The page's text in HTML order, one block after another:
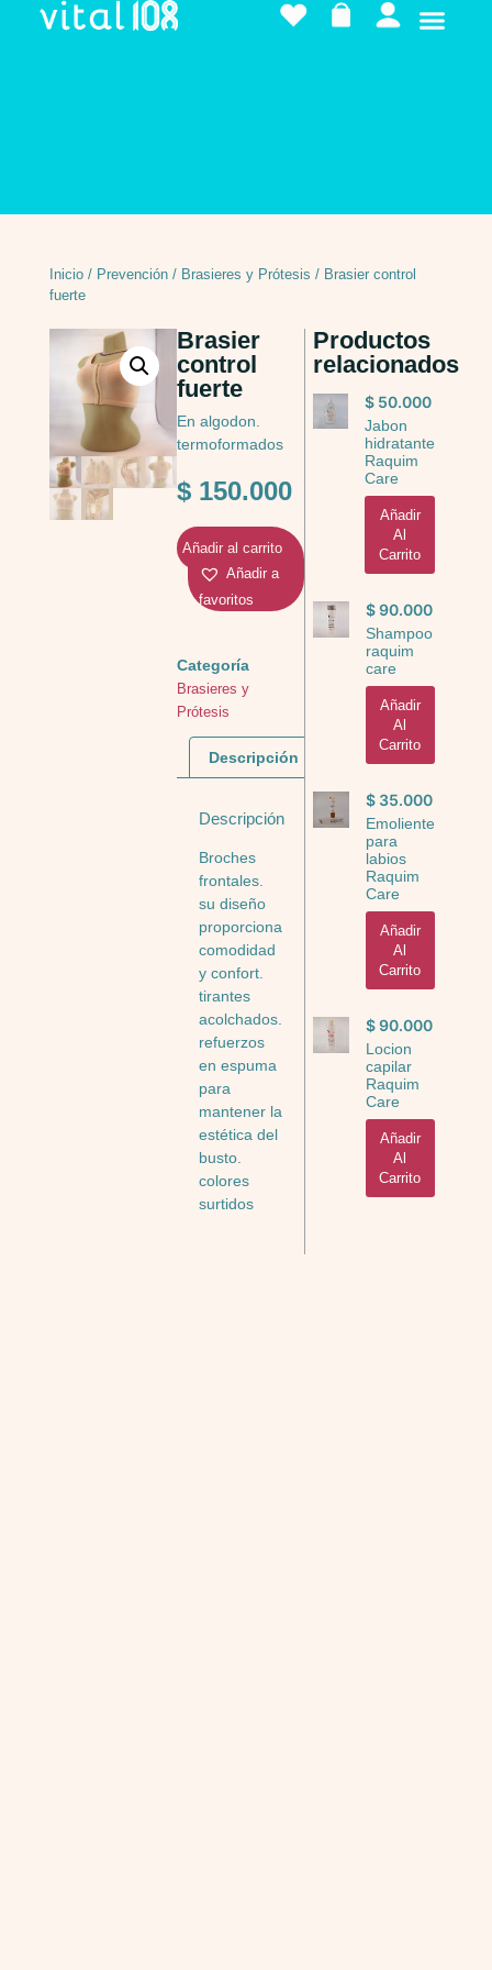
Inicio/ Prevención/ Brasieres y Prótesis / Brasier control
fuerte
Brasier
control
fuerte
En algodon.
termoformados
$150.000
Añadir al carrito
Añadir a
favoritos
Categoría
Brasieres y
Prótesis
Descripción
Descripción
Broches
frontales.
su diseño
proporciona
comodidad
y confort.
tirantes
acolchados.
refuerzos
en espuma
para
mantener la
estética del
busto.
colores
surtidos
Productos
relacionados
$ 50.000
Jabon
hidratante
Raquim
Care
Añadir
Al
Carrito
$90.000
Shampoo
raquim
care
Añadir
Al
Carrito
$35.000
Emoliente
para
labios
Raquim
Care
Añadir
Al
Carrito
$90.000
Locion
capilar
Raquim
Care
Añadir
Al
Carrito